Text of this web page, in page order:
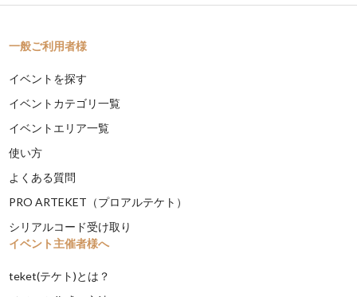
一般ご利用者様
イベントを探す
イベントカテゴリ一覧
イベントエリア一覧
使い方
よくある質問
PRO ARTEKET（プロアルテケト）
シリアルコード受け取り
イベント主催者様へ
teket(テケト)とは？